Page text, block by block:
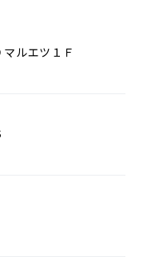
ルエツ１Ｆ